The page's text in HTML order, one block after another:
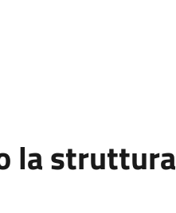
la struttura